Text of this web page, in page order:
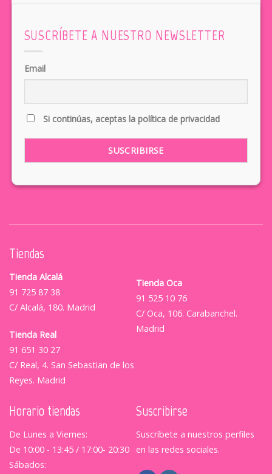
SUSCRÍBETE A NUESTRO NEWSLETTER
Email
Si continúas, aceptas la política de privacidad
Tiendas
Tienda Alcalá
91 725 87 38
C/ Alcalá, 180. Madrid
Tienda Real
91 651 30 27
C/ Real, 4. San Sebastian de los
Reyes. Madrid
Tienda Oca
91 525 10 76
C/ Oca, 106. Carabanchel.
Madrid
Horario tiendas
De Lunes a Viernes:
De 10:00 - 13:45 / 17:00- 20:30
Sábados:
Suscribirse
Suscríbete a nuestros perfiles
en las redes sociales.